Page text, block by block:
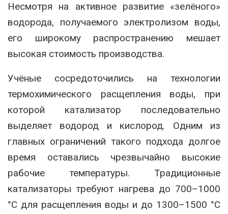
Несмотря на активное развитие «зелёного»
водорода, получаемого электролизом воды,
его широкому распространению мешает
высокая стоимость производства.
Учёные сосредоточились на технологии
термохимического расщепления воды, при
которой катализатор последовательно
выделяет водород и кислород. Одним из
главных ограничений такого подхода долгое
время оставались чрезвычайно высокие
рабочие температуры. Традиционные
катализаторы требуют нагрева до 700–1000
°C для расщепления воды и до 1300–1500 °C